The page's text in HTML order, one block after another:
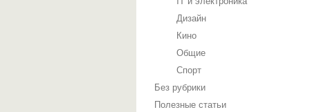
Дизайн
Кино
Общие
Спорт
Без рубрики
Полезные статьи